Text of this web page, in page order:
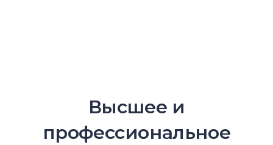
Высшее и
профессиональное